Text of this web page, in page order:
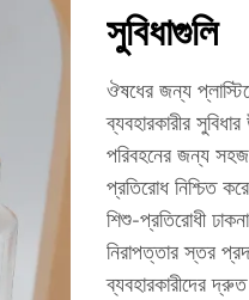
সুবিধাগুলি
ঔষধের জন্য
ব্যবহারকারীর
পরিবহনের জন্য সহজ,
প্রতিরোধ নিশ্চিত
শিশু-প্রতিরোধী
নিরাপত্তার স্তর
ব্যবহারকারীদের